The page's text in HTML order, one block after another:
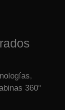
360°